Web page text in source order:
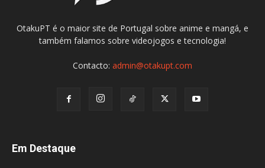
OtakuPT é o maior site de Portugal sobre anime e mangá, e
também falamos sobre videojogos e tecnologia!
Contacto: admin@otakupt.com
Em Destaque